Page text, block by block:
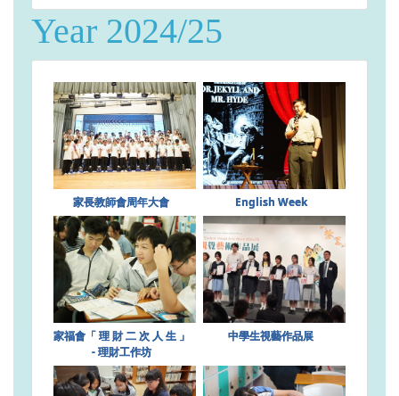
Year 2024/25
家長教師會周年大會 English Week
家福會「 理 財 二 次 人 生 」
- 理財工作坊
中學生視藝作品展